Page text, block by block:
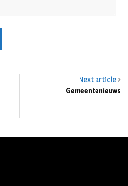
Next article
Gemeentenieuws